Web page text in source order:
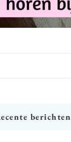
berichten